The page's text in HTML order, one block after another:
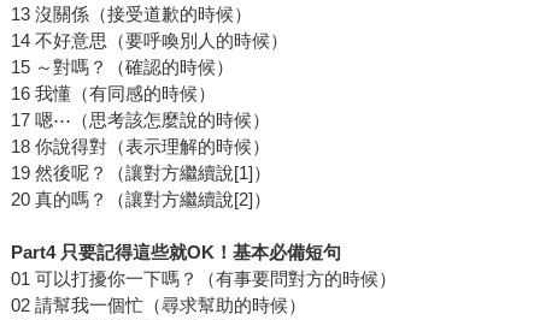
13 沒關係（接受道歉的時候）
14 不好意思（要呼喚別人的時候）
15 ～對嗎？（確認的時候）
16 我懂（有同感的時候）
17 嗯⋯（思考該怎麼說的時候）
18 你說得對（表示理解的時候）
19 然後呢？（讓對方繼續說[1]）
20 真的嗎？（讓對方繼續說[2]）
Part4 只要記得這些就OK！基本必備短句
01 可以打擾你一下嗎？（有事要問對方的時候）
02 請幫我一個忙（尋求幫助的時候）